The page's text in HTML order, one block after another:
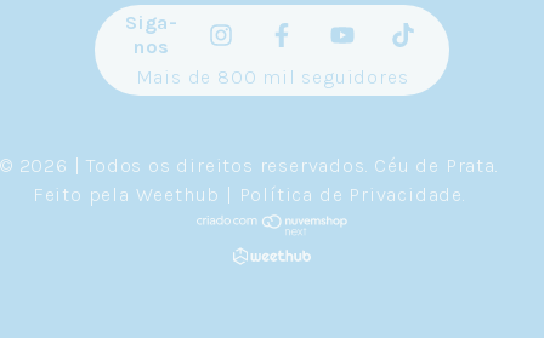
Siga-
nos
Mais de 800 mil seguidores
© 2026 | Todos os direitos reservados. Céu de Prata.
Feito pela Weethub Política de Privacidade.